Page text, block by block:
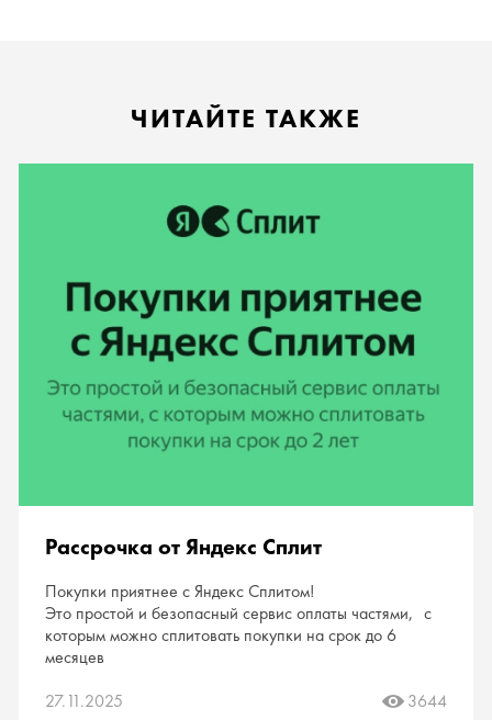
ЧИТАЙТЕ ТАКЖЕ
Рассрочка от Яндекс Сплит
Покупки приятнее с Яндекс Сплитом!
Это простой и безопасный сервис оплаты частями, с
которым можно сплитовать покупки на срок до 6
месяцев
27.11.2025 3644